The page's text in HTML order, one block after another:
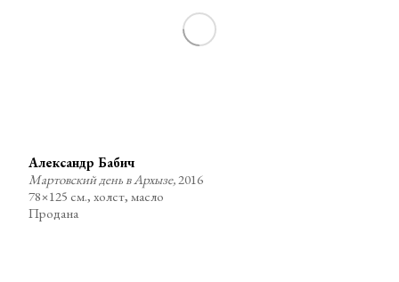
Александр Бабич
Мартовский день в Архызе,2016
78×125 см., холст, масло
Продана